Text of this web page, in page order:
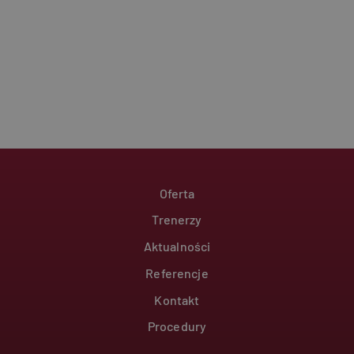
Oferta
Trenerzy
Aktualności
Referencje
Kontakt
Procedury